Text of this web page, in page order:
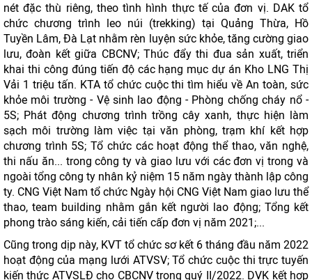
nét đặc thù riêng, theo tình hình thực tế của đơn vị. DAK tổ
chức chương trình leo núi (trekking) tại Quảng Thừa, Hồ
Tuyền Lâm, Đà Lạt nhằm rèn luyện sức khỏe, tăng cường giao
lưu, đoàn kết giữa CBCNV; Thúc đẩy thi đua sản xuất, triển
khai thi công đúng tiến độ các hạng mục dự án Kho LNG Thị
Vải 1 triệu tấn. KTA tổ chức cuộc thi tìm hiểu về An toàn, sức
khỏe môi trường - Vệ sinh lao động - Phòng chống cháy nổ -
5S; Phát động chương trình trồng cây xanh, thực hiện làm
sạch môi trường làm việc tại văn phòng, trạm khí kết hợp
chương trình 5S; Tổ chức các hoạt động thể thao, văn nghệ,
thi nấu ăn... trong công ty và giao lưu với các đơn vị trong và
ngoài tổng công ty nhân kỷ niệm 15 năm ngày thành lập công
ty. CNG Việt Nam tổ chức Ngày hội CNG Việt Nam giao lưu thể
thao, team building nhằm gắn kết người lao động; Tổng kết
phong trào sáng kiến, cải tiến cấp đơn vị năm 2021;...
Cũng trong dịp này, KVT tổ chức sơ kết 6 tháng đầu năm 2022
hoạt động của mạng lưới ATVSV; Tổ chức cuộc thi trực tuyến
kiến thức ATVSLĐ cho CBCNV trong quý II/2022. DVK kết hợp